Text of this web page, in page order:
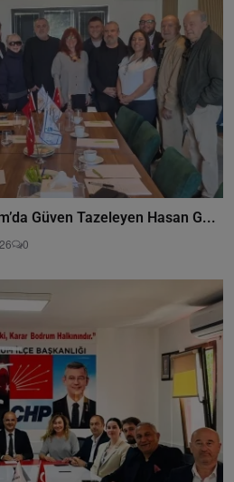
Güven Tazeleyen Hasan G...
0